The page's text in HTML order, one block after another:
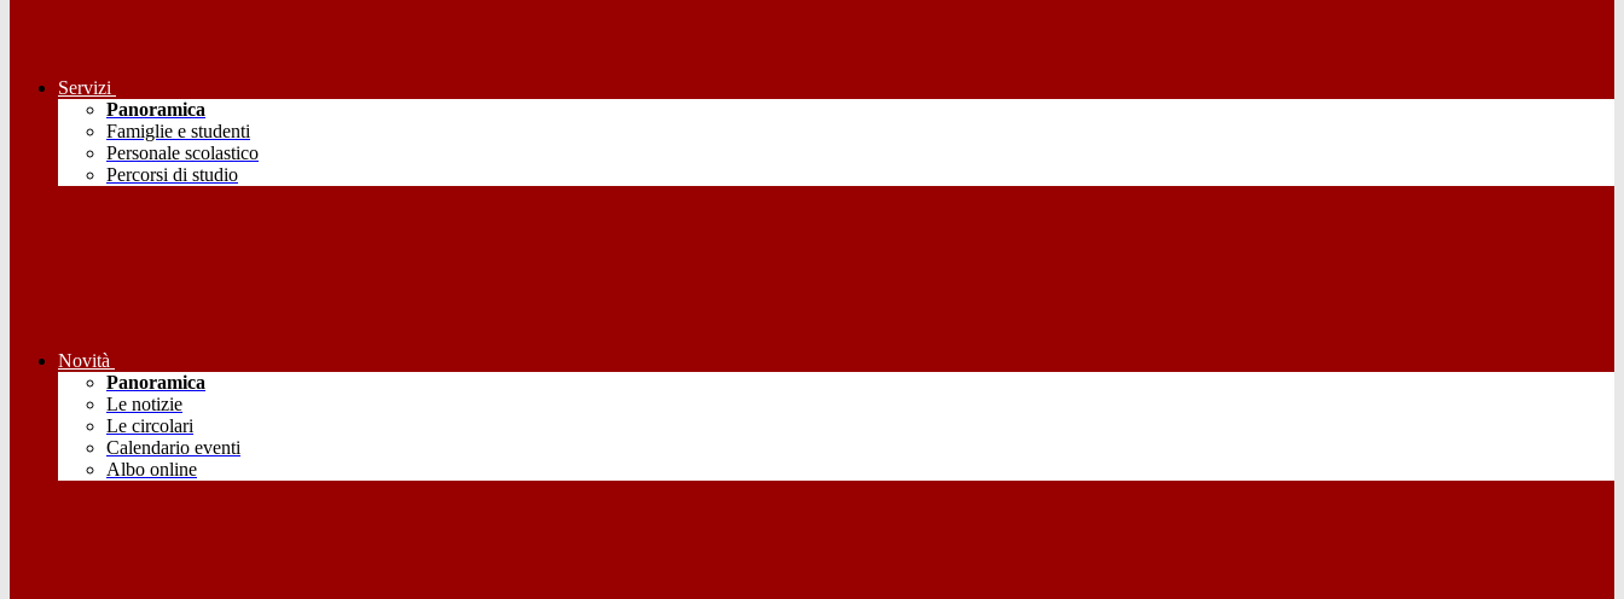
Servizi
Panoramica
Famiglie e studenti
Personale scolastico
Percorsi di studio
Novità
Panoramica
Le notizie
Le circolari
Calendario eventi
Albo online